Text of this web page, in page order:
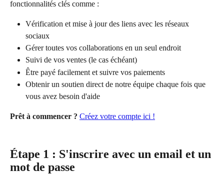
fonctionnalités clés comme :
Vérification et mise à jour des liens avec les réseaux
sociaux
Gérer toutes vos collaborations en un seul endroit
Suivi de vos ventes (le cas échéant)
Être payé facilement et suivre vos paiements
Obtenir un soutien direct de notre équipe chaque fois que
vous avez besoin d'aide
Prêt à commencer ? Créez votre compte ici !
Étape 1 : S'inscrire avec un email et un
mot de passe